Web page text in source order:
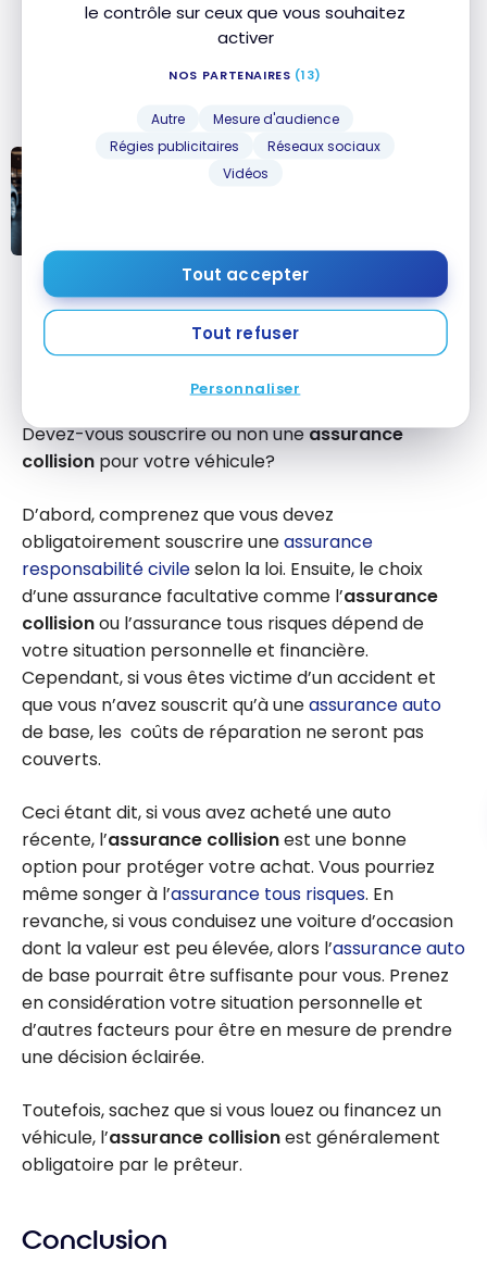
le contrôle sur ceux que vous souhaitez
activer
NOS PARTENAIRES (13)
Autre
Mesure d'audience
Régies publicitaires
Réseaux sociaux
Vidéos
Tout accepter
Tout refuser
Personnaliser
discuter avec un agent d’assurance ou un courtier
ClicAssure
comprendre la couverture d’assurance requise
Qu’est-ce
qu’une
assurance auto
tous risques au
ASSURANCES
Avez-vous besoin d’une assurance
collision ?
Devez-vous souscrire ou non uneassurance
collision pour votre véhicule?
D’abord, comprenez que vous devez
obligatoirement souscrire uneassurance
responsabilité civileselon la loi. Ensuite, le choix
d’une assurance facultative comme l’assurance
collisionou l’assurance tous risques dépend de
votre situation personnelle et financière.
Cependant, si vous êtes victime d’un accident et
que vous n’avez souscrit qu’à uneassurance auto
de base, les coûts de réparation ne seront pas
couverts.
Ceci étant dit, si vous avez acheté une auto
récente, l’assurance collisionest une bonne
option pour protéger votre achat. Vous pourriez
même songer à l’assurance tous risques. En
revanche, si vous conduisez une voiture d’occasion
dont la valeur est peu élevée, alors l’assurance auto
de base pourrait être suffisante pour vous. Prenez
en considération votre situation personnelle et
d’autres facteurs pour être en mesure de prendre
une décision éclairée.
Toutefois, sachez que si vous louez ou financez un
véhicule, l’assurance collisionest généralement
obligatoire par le prêteur.
Conclusion